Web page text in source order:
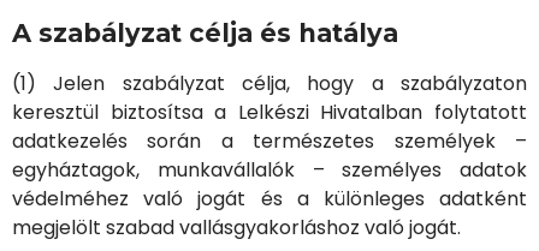
A szabályzat célja és hatálya
(1) Jelen szabályzat célja, hogy a szabályzaton
keresztül biztosítsa a Lelkészi Hivatalban folytatott
adatkezelés során a természetes személyek –
egyháztagok, munkavállalók – személyes adatok
védelméhez való jogát és a különleges adatként
megjelölt szabad vallásgyakorláshoz való jogát.